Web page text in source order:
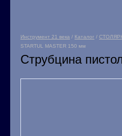
Инструмент 21 века / Каталог /
STARTUL MASTER 150 мм
Струбцина